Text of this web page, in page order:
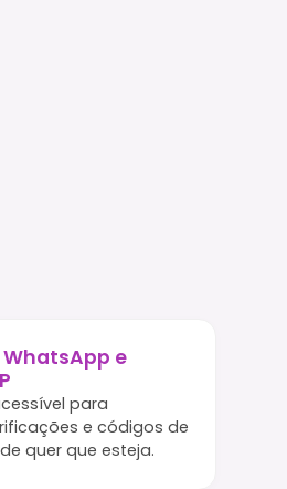
e
para
e códigos de
quer que esteja.